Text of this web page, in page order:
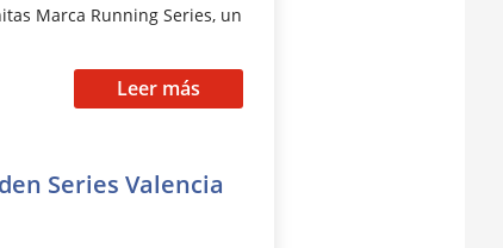
Marca Running Series, un
Leer más
Series Valencia